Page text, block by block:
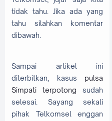
tidak tahu. Jika ada yang
tahu silahkan komentar
dibawah.
Sampai artikel ini
diterbitkan, kasus pulsa
Simpati terpotong sudah
selesai. Sayang sekali
pihak Telkomsel enggan